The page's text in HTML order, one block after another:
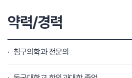
약력/경력
침구의학과 전문의